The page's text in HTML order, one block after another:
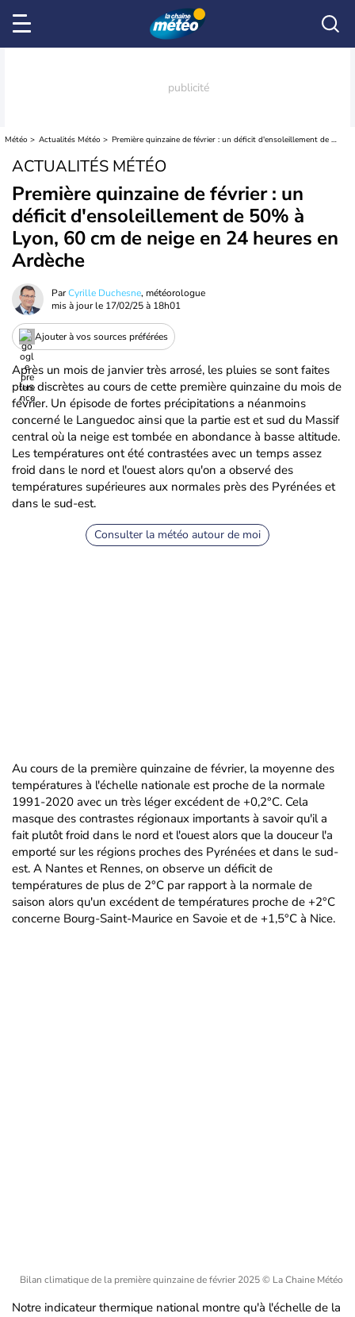
Météo Actualités Météo Première quinzaine de février : un déficit d'ensoleillement de 50% à Lyon, 60 cm de neige en 24 heures en Ardèche
ACTUALITÉS MÉTÉO
Première quinzaine de février : un
déficit d'ensoleillement de 50% à
Lyon, 60 cm de neige en 24 heures en
Ardèche
ParCyrille Duchesne, météorologue
mis à jour le 17/02/25 à 18h01
Ajouter à vos sources préférées
Après un mois de janvier très arrosé, les pluies se sont faites
plus discrètes au cours de cette première quinzaine du mois de
février. Un épisode de fortes précipitations a néanmoins
concerné le Languedoc ainsi que la partie est et sud du Massif
central où la neige est tombée en abondance à basse altitude.
Les températures ont été contrastées avec un temps assez
froid dans le nord et l'ouest alors qu'on a observé des
températures supérieures aux normales près des Pyrénées et
dans le sud-est.
Consulter la météo autour de moi
Au cours de la première quinzaine de février, la moyenne des
températures à l'échelle nationale est proche de la normale
1991-2020 avec un très léger excédent de +0,2°C. Cela
masque des contrastes régionaux importants à savoir qu'il a
fait plutôt froid dans le nord et l'ouest alors que la douceur l'a
emporté sur les régions proches des Pyrénées et dans le sud-
est. A Nantes et Rennes, on observe un déficit de
températures de plus de 2°C par rapport à la normale de
saison alors qu'un excédent de températures proche de +2°C
concerne Bourg-Saint-Maurice en Savoie et de +1,5°C à Nice.
Bilan climatique de la première quinzaine de février 2025© La Chaine Météo
Notre indicateur thermique national montre qu'à l'échelle de la